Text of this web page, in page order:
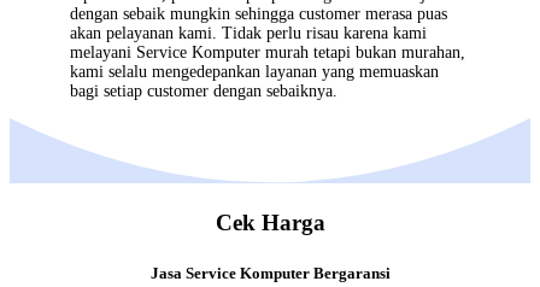
dengan sebaik mungkin sehingga customer merasa puas
akan pelayanan kami. Tidak perlu risau karena kami
melayani Service Komputer murah tetapi bukan murahan,
kami selalu mengedepankan layanan yang memuaskan
bagi setiap customer dengan sebaiknya.
Cek Harga
Jasa Service Komputer Bergaransi